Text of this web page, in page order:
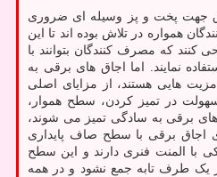
جهت پخت و پز وسیله ای ضروری
همواره در تلاش بوده اند تا این
که مصرف کنندگان بتوانند با
نمایند. اما اجاق های برقی به
هایی هستند، از مزایای اصلی
در تمیز کردن، سطح هموار،
های برقی به سادگی تمیز می شوند،
اجاق برقی با سطح صاف پایداری
با المنت فنری دارند و این سطح
طرف تابه جمع نشود و در همه